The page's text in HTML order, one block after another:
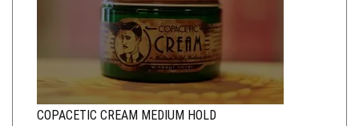
COPACETIC CREAM MEDIUM HOLD